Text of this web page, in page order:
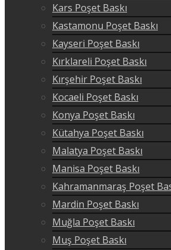
Kars Poşet Baskı
Kastamonu Poşet Baskı
Kayseri Poşet Baskı
Kırklareli Poşet Baskı
Kırşehir Poşet Baskı
Kocaeli Poşet Baskı
Konya Poşet Baskı
Kütahya Poşet Baskı
Malatya Poşet Baskı
Manisa Poşet Baskı
Kahramanmaraş Poşet
Mardin Poşet Baskı
Muğla Poşet Baskı
Muş Poşet Baskı